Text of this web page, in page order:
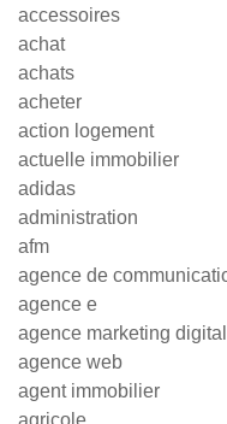
accessoires
achat
achats
acheter
action logement
actuelle immobilier
adidas
administration
afm
agence de
agence e
agence marketing digital
agence web
agent immobilier
agricole